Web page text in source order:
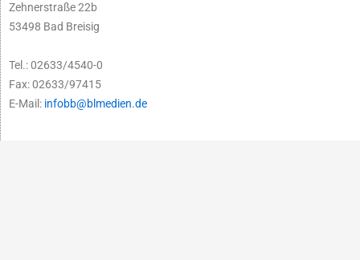
Zehnerstraße 22b
53498 Bad Breisig
Tel.: 02633/4540-0
Fax: 02633/97415
E-Mail: infobb@blmedien.de